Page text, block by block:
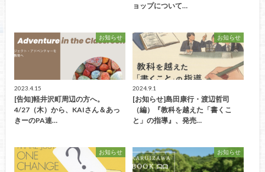
ョップについて…
お知らせ
2023.4.15
[告知]軽井沢町周辺の方へ。
4/27（木）から、KAIさん＆あっ
きーのPA連…
お知らせ
2024.9.1
[お知らせ]島田康行・渡辺哲司
（編）『教科を越えた「書くこ
と」の指導』、発売…
お知らせ お知らせ